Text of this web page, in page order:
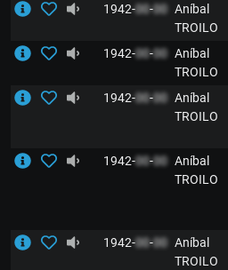
1942-00-00 Aníbal
TROILO
1942-00-00 Aníbal
TROILO
1942-00-00 Aníbal
TROILO
1942-00-00 Aníbal
TROILO
1942-00-00 Aníbal
TROILO